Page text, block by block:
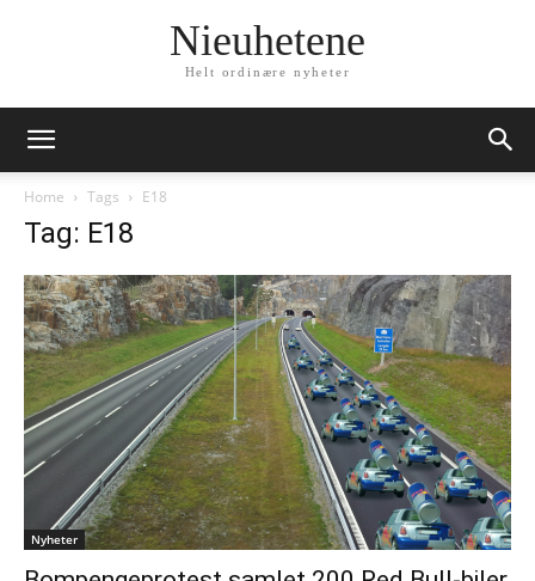
Nieuhetene
Helt ordinære nyheter
Home Tags E18
Tag: E18
Nyheter